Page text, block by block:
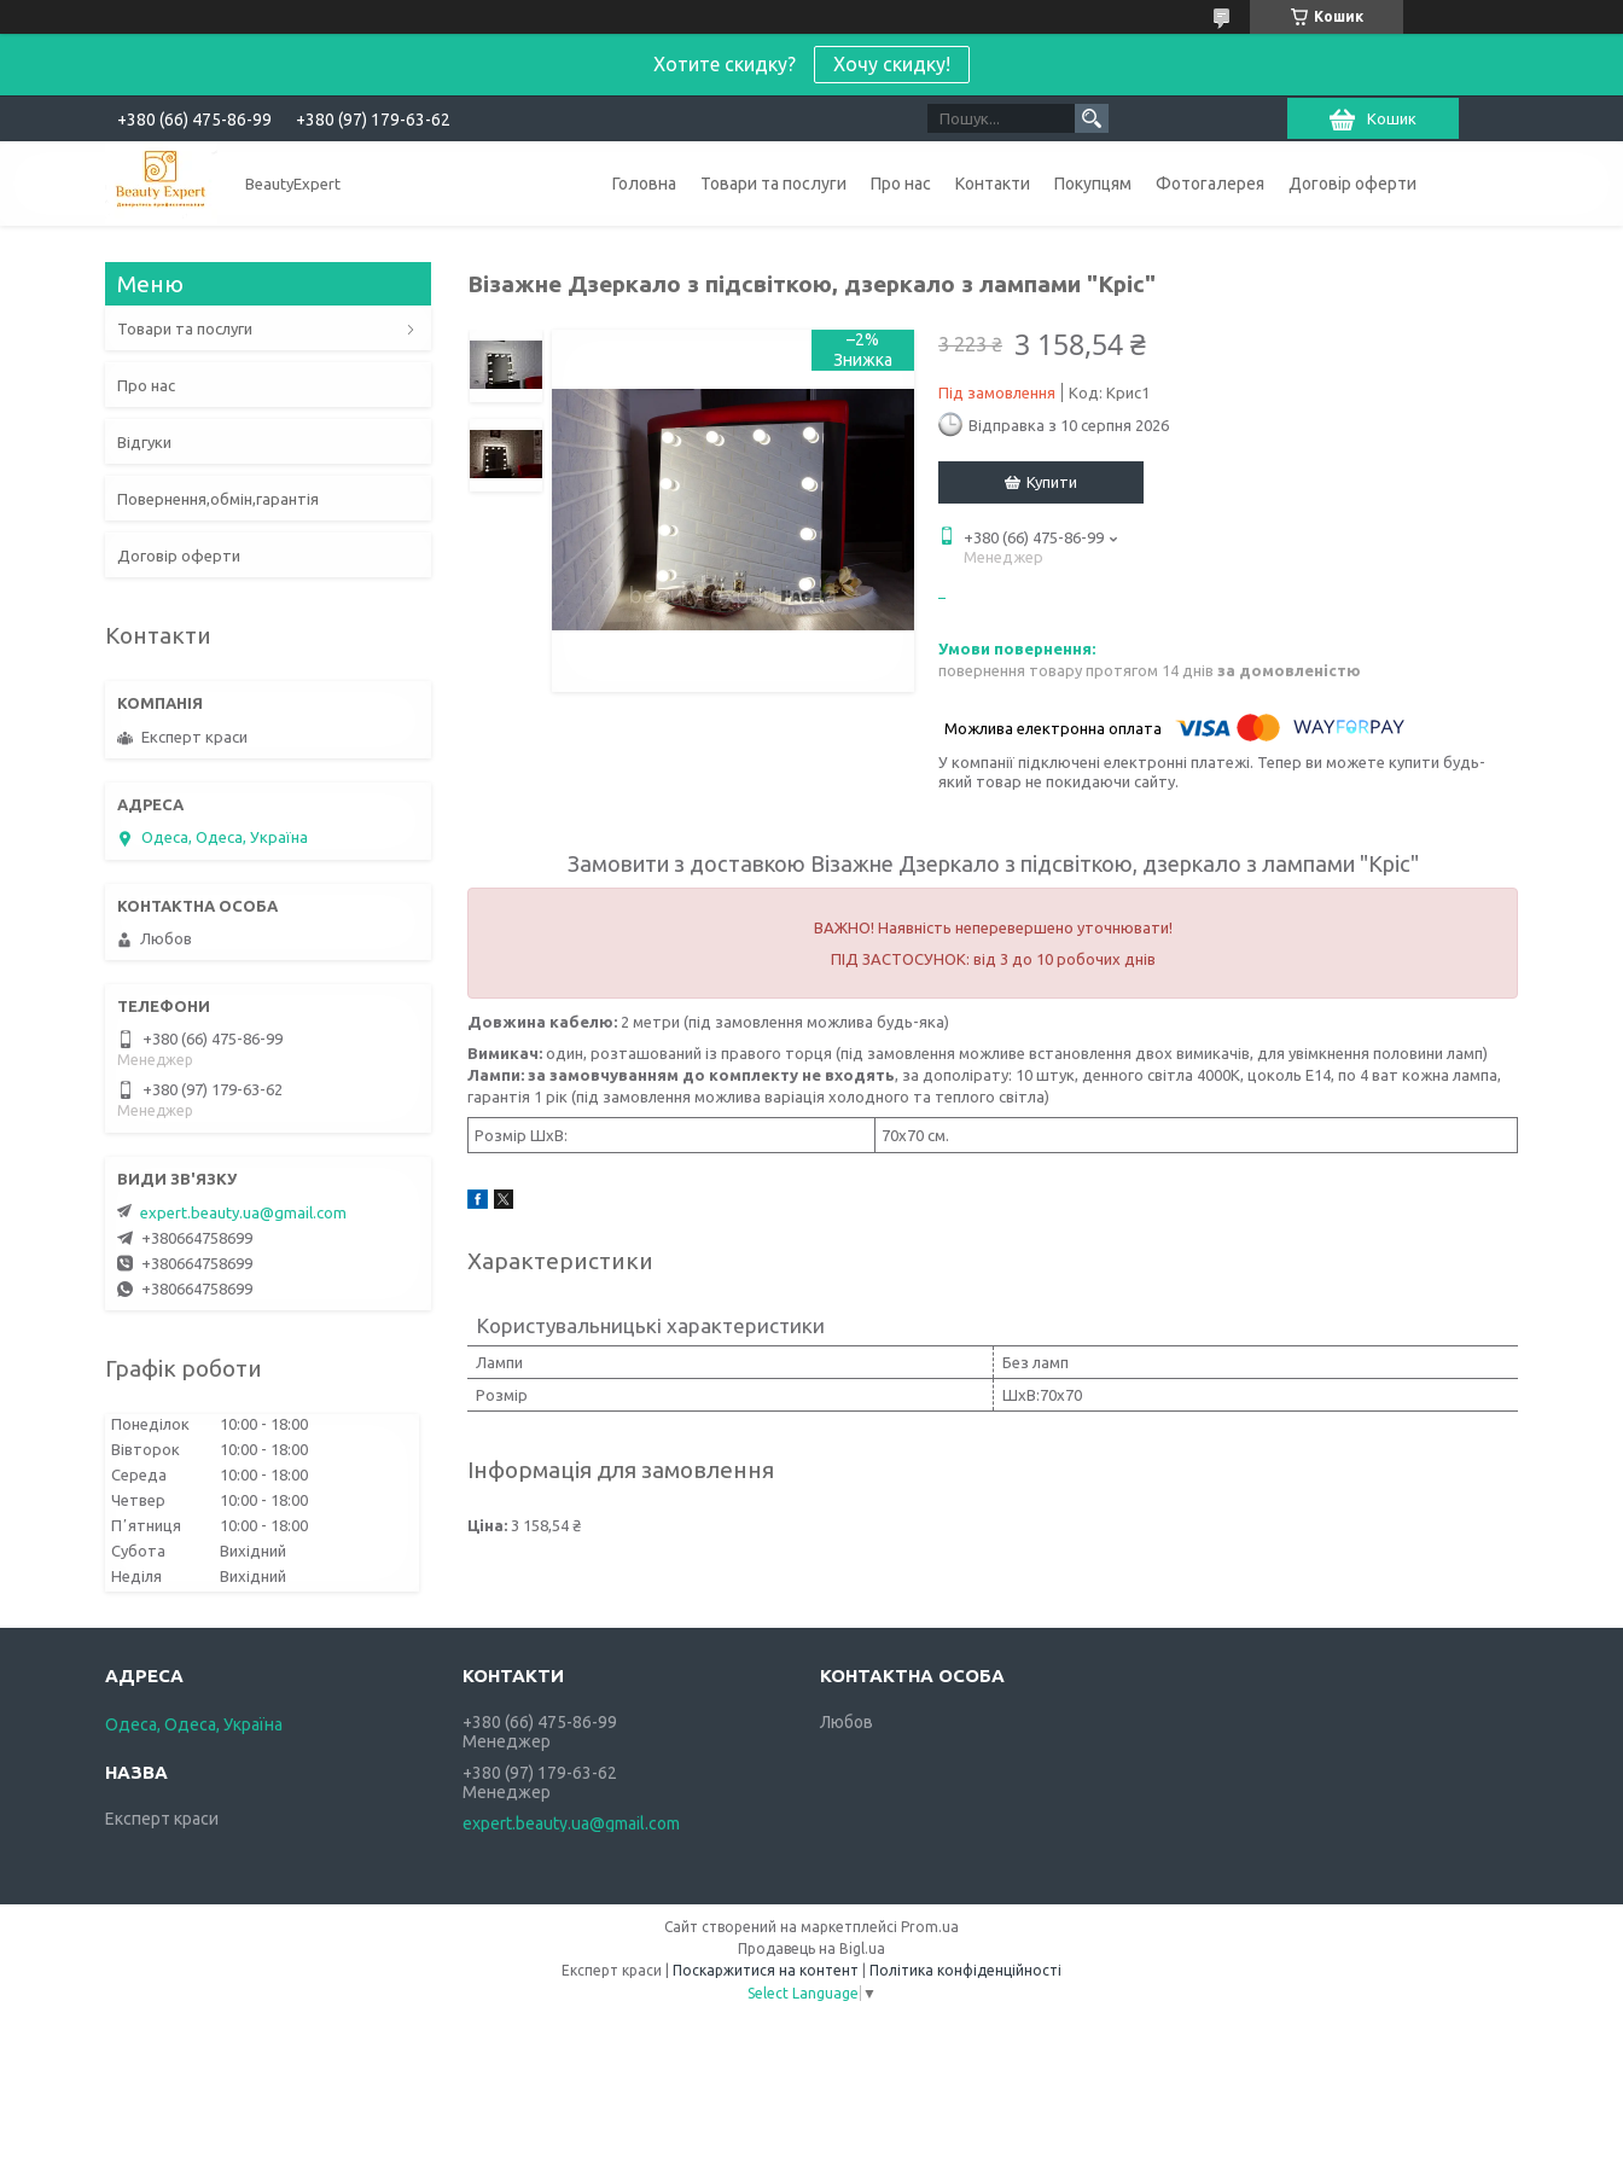
Кошик
Хотите скидку? Хочу скидку!
+380 (66) 475-86-99 +380 (97) 179-63-62 Кошик
BeautyExpert Головна Товари та послуги Про нас Контакти Покупцям Фотогалерея Договір оферти
Візажне Дзеркало з підсвіткою, дзеркало з лампами "Кріс"
–2% 3 223 ₴ 3 158,54 ₴
Під замовлення Код: Крис1
Відправка з 10 серпня 2026
Купити
+380 (66) 475-86-99
Менеджер
повернення товару протягом 14 днів за домовленістю
У компанії підключені електронні платежі. Тепер ви можете купити будь-
який товар не покидаючи сайту.
Замовити з доставкою Візажне Дзеркало з підсвіткою, дзеркало з лампами "Кріс"
ВАЖНО! Наявність неперевершено уточнювати!
ПІД ЗАСТОСУНОК: від 3 до 10 робочих днів
Довжина кабелю: 2 метри (під замовлення можлива будь-яка)
Вимикач: один, розташований із правого торця (під замовлення можливе встановлення двох вимикачів, для увімкнення половини ламп)
Лампи: за замовчуванням до комплекту не входять , за дополірату: 10 штук, денного світла 4000К, цоколь Е14, по 4 ват кожна лампа,
гарантія 1 рік (під замовлення можлива варіація холодного та теплого світла)
Розмір ШхВ: 70х70 см.
Характеристики
Користувальницькі характеристики
Лампи
Без ламп
Розмір
ШхВ:70х70
Інформація для замовлення
Ціна: 3 158,54 ₴
Товари та послуги
Про нас
Відгуки
Повернення,обмін,гарантія
Договір оферти
Контакти
Експерт краси
Одеса, Одеса, Україна
Любов
+380 (66) 475-86-99
Менеджер
+380 (97) 179-63-62
Менеджер
expert.beauty.ua@gmail.com
+380664758699
+380664758699
+380664758699
Графік роботи
Понеділок 10:00
18:00
Вівторок
10:00
18:00
Середа
10:00
18:00
Четвер
10:00
18:00
Пʼятниця
10:00
18:00
Субота
Вихідний
Неділя
Вихідний
Одеса, Одеса, Україна
Експерт краси
+380 (66) 475-86-99
Менеджер
+380 (97) 179-63-62
Менеджер
expert.beauty.ua@gmail.com
Любов
Сайт створений на маркетплейсі Prom.ua
Продавець на Bigl.ua
Поскаржитися на контент
Політика конфіденційності
Select Language ▼